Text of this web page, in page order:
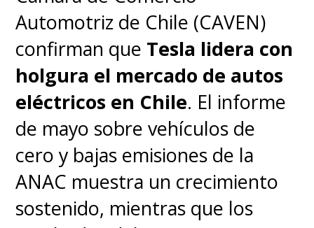
Automotriz de Chile (CAVEN)
confirman que Tesla lidera con
holgura el mercado de autos
eléctricos en Chile. El informe
de mayo sobre vehículos de
cero y bajas emisiones de la
ANAC muestra un crecimiento
sostenido, mientras que los